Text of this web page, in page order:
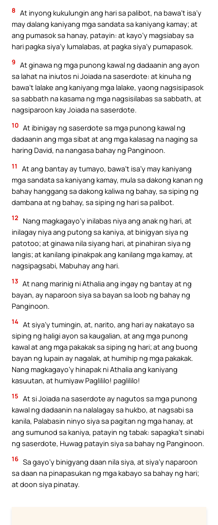
8 At inyong kukulungin ang hari sa palibot, na bawa’t isa’y
may dalang kaniyang mga sandata sa kaniyang kamay; at
ang pumasok sa hanay, patayin: at kayo’y magsiabay sa
hari pagka siya’y lumalabas, at pagka siya’y pumapasok.
9 At ginawa ng mga punong kawal ng dadaanin ang ayon
sa lahat na iniutos ni Joiada na saserdote: at kinuha ng
bawa’t lalake ang kaniyang mga lalake, yaong nagsisipasok
sa sabbath na kasama ng mga nagsisilabas sa sabbath, at
nagsiparoon kay Joiada na saserdote.
10 At ibinigay ng saserdote sa mga punong kawal ng
dadaanin ang mga sibat at ang mga kalasag na naging sa
haring David, na nangasa bahay ng Panginoon.
11
At ang bantay ay tumayo, bawa’t isa’y may kaniyang
mga sandata sa kaniyang kamay, mula sa dakong kanan ng
bahay hanggang sa dakong kaliwa ng bahay, sa siping ng
dambana at ng bahay, sa siping ng hari sa palibot.
12
Nang magkagayo’y inilabas niya ang anak ng hari, at
inilagay niya ang putong sa kaniya, at binigyan siya ng
patotoo; at ginawa nila siyang hari, at pinahiran siya ng
langis; at kanilang ipinakpak ang kanilang mga kamay, at
nagsipagsabi, Mabuhay ang hari.
13 At nang marinig ni Athalia ang ingay ng bantay at ng
bayan, ay naparoon siya sa bayan sa loob ng bahay ng
Panginoon.
14 At siya’y tumingin, at, narito, ang hari ay nakatayo sa
siping ng haligi ayon sa kaugalian, at ang mga punong
kawal at ang mga pakakak sa siping ng hari; at ang buong
bayan ng lupain ay nagalak, at humihip ng mga pakakak.
Nang magkagayo’y hinapak ni Athalia ang kaniyang
kasuutan, at humiyaw Paglililo! paglililo!
15 At si Joiada na saserdote ay nagutos sa mga punong
kawal ng dadaanin na nalalagay sa hukbo, at nagsabi sa
kanila, Palabasin ninyo siya sa pagitan ng mga hanay, at
ang sumunod sa kaniya, patayin ng tabak: sapagka’t sinabi
ng saserdote, Huwag patayin siya sa bahay ng Panginoon.
16 Sa gayo’y binigyang daan nila siya, at siya’y naparoon
sa daan na pinapasukan ng mga kabayo sa bahay ng hari;
at doon siya pinatay.